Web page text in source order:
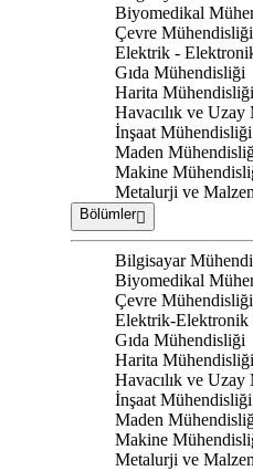
Biyomedikal
Çevre Mühendisliği
Elektrik -
Gıda Mühendisliği
Harita Mühendisliği
Havacılık ve
İnşaat Mühendisliği
Maden
Makine
Metalurji ve
Bölümler
Bilgisayar
Biyomedikal
Çevre Mühendisliği
Elektrik-Elektronik
Gıda Mühendisliği
Harita Mühendisliği
Havacılık ve
İnşaat Mühendisliği
Maden
Makine
Metalurji ve